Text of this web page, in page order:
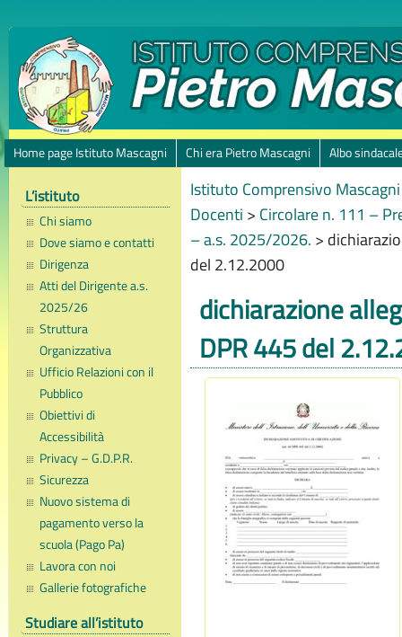
Home page Istituto Mascagni Chi era Pietro Mascagni Albo
L’istituto
Chi siamo
Dove siamo e contatti
Dirigenza
Atti del Dirigente a.s.
2025/26
Struttura
Organizzativa
Ufficio Relazioni con il
Pubblico
Obiettivi di
Accessibilità
Privacy – G.D.P.R.
Sicurezza
Nuovo sistema di
pagamento verso la
scuola (Pago Pa)
Lavora con noi
Gallerie fotografiche
Studiare all’istituto
Istituto Comprensivo
Docenti > Circolare n. 111 –
– a.s. 2025/2026. >
del 2.12.2000
dichiarazione
DPR 445 del